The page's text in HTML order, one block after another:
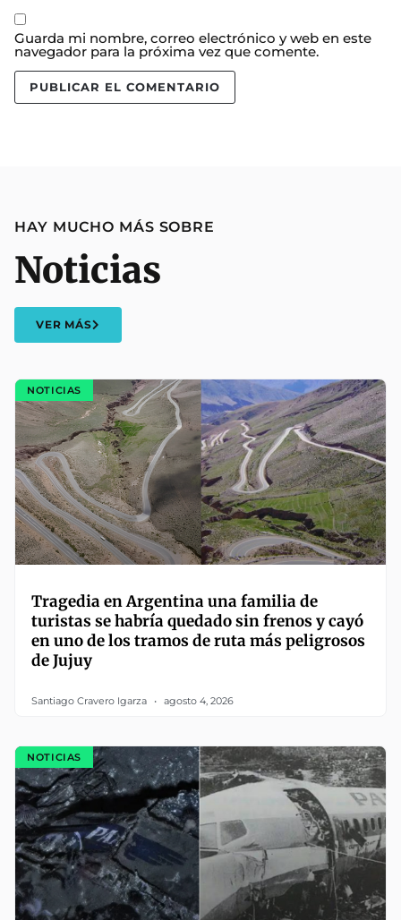
Guarda mi nombre, correo electrónico y web en este
navegador para la próxima vez que comente.
HAY MUCHO MÁS SOBRE
Noticias
VER MÁS
NOTICIAS
Tragedia en Argentina una familia de
turistas se habría quedado sin frenos y cayó
en uno de los tramos de ruta más peligrosos
de Jujuy
Santiago Cravero Igarza agosto 4, 2026
NOTICIAS